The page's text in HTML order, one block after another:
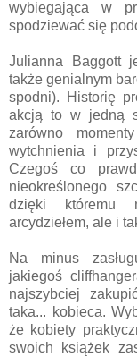
wybiegająca w
spodziewać się
Julianna Baggott
także genialnym
spodni). Historię
akcją to w jedną
zarówno
wytchnienia i
Czegoś co
nieokreślonego
dzięki któremu
arcydziełem, ale i
Na minus
jakiegoś
najszybciej
taka... kobieca.
że kobiety
swoich książek